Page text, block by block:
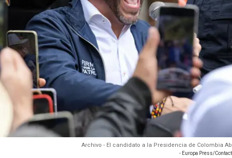
Archivo - El candidato a la Presidencia de Colombia
- Europa Press/